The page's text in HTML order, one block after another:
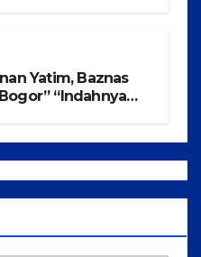
Yatim, Baznas
“Indahnya